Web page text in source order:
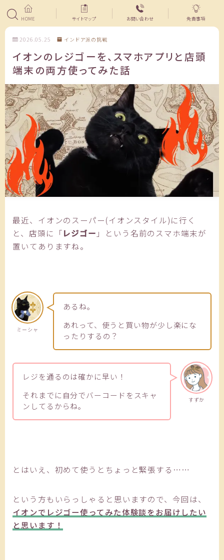
HOME サイトマップ お問い合わせ 免責事項
2026.05.25 インドア派の挑戦
イオンのレジゴーを、スマホアプリと店頭
端末の両方使ってみた話
最近、イオンのスーパー(イオンスタイル)に行く
と、店頭に「レジゴー 」という名前のスマホ端末が
置いてありますね。
ミーシャ
あるね。
あれって、使うと買い物が少し楽にな
ったりするの？
すずか
レジを通るのは確かに早い！
それまでに自分でバーコードをスキャ
ンしてるからね。
とはいえ、初めて使うとちょっと緊張する……
という方もいらっしゃると思いますので、今回は、
イオンでレジゴー使ってみた体験談をお届けしたい
と思います！